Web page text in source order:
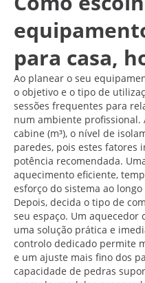
para casa,
Ao planear o seu
o objetivo e o tipo de
sessões frequentes para
num ambiente profissional.
cabine (m³), o nível de
paredes, pois estes fatores
potência recomendada.
aquecimento eficiente,
esforço do sistema ao
Depois, decida o tipo de
seu espaço. Um
uma solução prática e
controlo dedicado permite
e um ajuste mais fino dos
capacidade de pedras